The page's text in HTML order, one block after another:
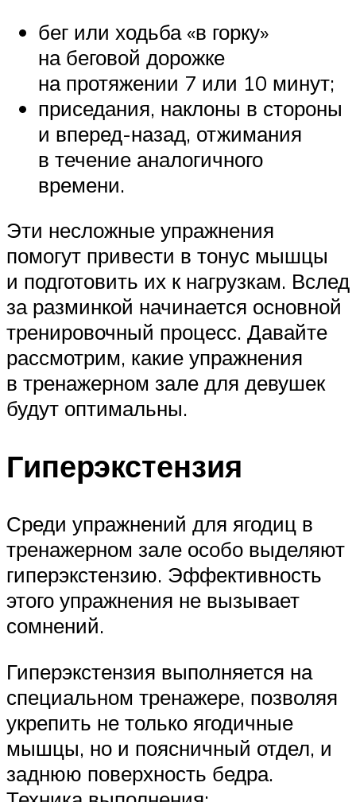
бег или ходьба «в горку»
на беговой дорожке
на протяжении 7 или 10 минут;
приседания, наклоны в стороны
и вперед-назад, отжимания
в течение аналогичного
времени.
Эти несложные упражнения
помогут привести в тонус мышцы
и подготовить их к нагрузкам. Вслед
за разминкой начинается основной
тренировочный процесс. Давайте
рассмотрим, какие упражнения
в тренажерном зале для девушек
будут оптимальны.
Гиперэкстензия
Среди упражнений для ягодиц в
тренажерном зале особо выделяют
гиперэкстензию. Эффективность
этого упражнения не вызывает
сомнений.
Гиперэкстензия выполняется на
специальном тренажере, позволяя
укрепить не только ягодичные
мышцы, но и поясничный отдел, и
заднюю поверхность бедра.